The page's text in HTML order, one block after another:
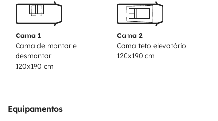
Cama 1
Cama de montar e
desmontar
120x190 cm
Cama 2
Cama teto elevatório
120x190 cm
Equipamentos